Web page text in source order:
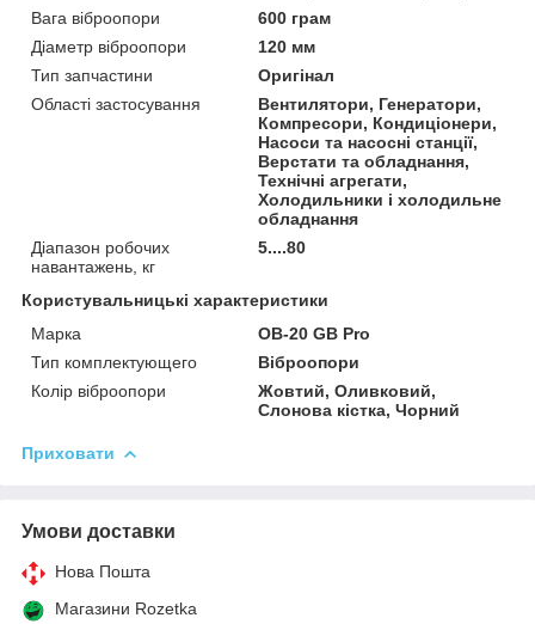
Вага віброопори
600 грам
Діаметр віброопори
120 мм
Тип запчастини
Оригінал
Області застосування
Вентилятори, Генератори,
Компресори, Кондиціонери,
Насоси та насосні станції,
Верстати та обладнання,
Технічні агрегати,
Холодильники і холодильне
обладнання
Діапазон робочих
навантажень, кг
5....80
Користувальницькі характеристики
Марка
ОВ-20 GB Pro
Тип комплектующего
Віброопори
Колір віброопори
Жовтий, Оливковий,
Слонова кістка, Чорний
Приховати
Умови доставки
Нова Пошта
Магазини Rozetka